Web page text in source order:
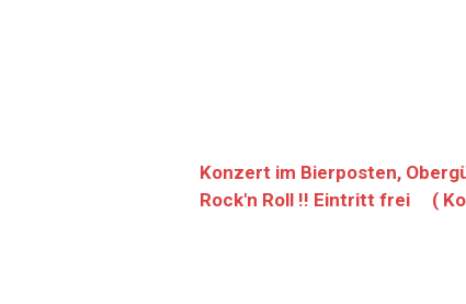
Konzert im Bierposten,
Rock'n Roll !! Eintritt frei (